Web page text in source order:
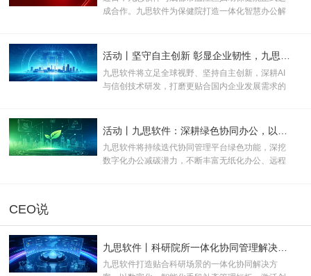
成合作。九思软件为保健院打造一体化智慧办公解
疗服务向数字化、规范化、智能化升级。
活动丨坚守自主创新 彰显企业韧性，九思软件助力产业数实融合
九思软件将立足全球视野、坚持自主创新，深耕AI
与信创技术研发，打磨更贴合国内企业发展需求的
九思软件将持续迭代协同管理平台绿色功能，深挖
数字化办公减碳潜力，不断丰富无纸化办公、远程
CEO说
九思软件打造贴合科研场景的一体化协同解决方